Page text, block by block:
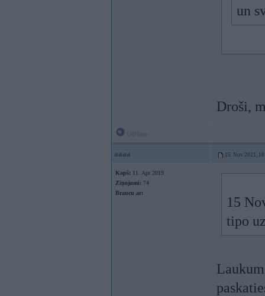
un
Droši,
aaaa 15. Nov 2021,
Kopš: 11. Apr 2019
Ziņojumi: 74
Braucu ar:
15
tipo